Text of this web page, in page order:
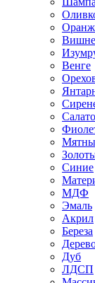
Венге
Синие
МДФ
Эмаль
Акрил
Береза
Дуб
ЛДСП